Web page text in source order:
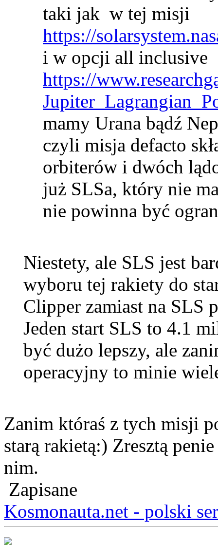
taki jak w tej misji
https://
i w opcji all inclusive
https://
mamy Urana bądź
czyli misja defacto
orbiterów i dwóch
już SLSa, który nie
nie powinna być
Niestety, ale SLS jest
wyboru tej rakiety do
Clipper zamiast na SLS
Jeden start SLS to 4.1
być dużo lepszy, ale
operacyjny to minie
Zanim któraś z tych misji
starą rakietą:) Zresztą
nim.
Zapisane
Kosmonauta.net - polski